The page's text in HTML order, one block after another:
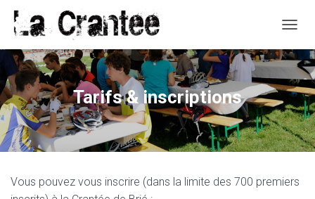
U
V
I
R
/
F
E
E
Tarifs & inscriptions
Vous pouvez vous inscrire (dans la limite des 700 premiers